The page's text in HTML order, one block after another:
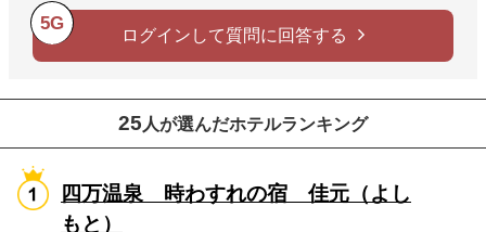
5G
ログインして質問に回答する
25 人が選んだホテルランキング
四万温泉 時わすれの宿 佳元（よし
もと）